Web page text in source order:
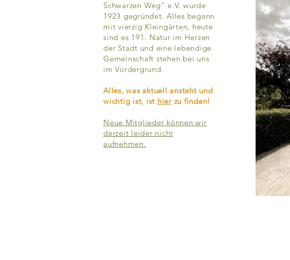
Schwarzen Weg" e.V. wurde
1923 gegründet. Alles begann
mit vierzig Kleingärten, heute
sind es 191. Natur im Herzen
der Stadt und eine lebendige
Gemeinschaft stehen bei uns
im Vordergrund.
Alles, was aktuell ansteht und
wichtig ist, ist hierzu finden!
Neue Mitglieder können wir
derzeit leider nicht
aufnehmen.